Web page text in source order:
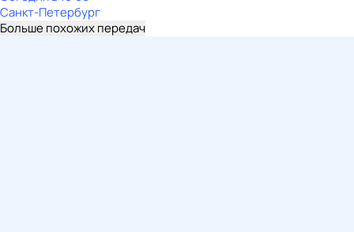
Санкт-Петербург
Больше похожих передач